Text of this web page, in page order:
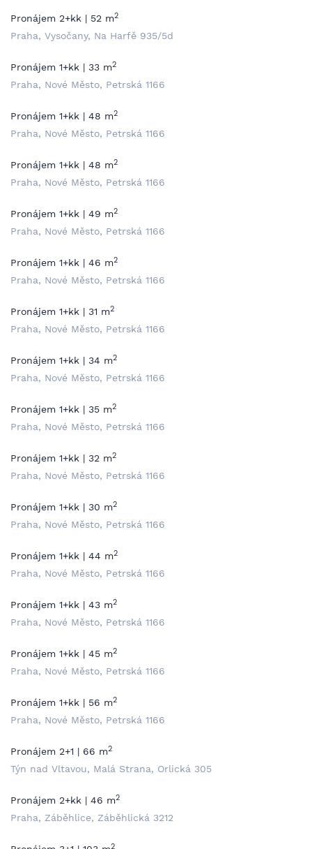
Pronájem 2+kk | 52 m2
Praha, Vysočany, Na Harfě 935/5d
Pronájem 1+kk | 33 m2
Praha, Nové Město, Petrská 1166
Pronájem 1+kk | 48 m2
Praha, Nové Město, Petrská 1166
Pronájem 1+kk | 48 m2
Praha, Nové Město, Petrská 1166
Pronájem 1+kk | 49 m2
Praha, Nové Město, Petrská 1166
Pronájem 1+kk | 46 m2
Praha, Nové Město, Petrská 1166
Pronájem 1+kk | 31 m2
Praha, Nové Město, Petrská 1166
Pronájem 1+kk | 34 m2
Praha, Nové Město, Petrská 1166
Pronájem 1+kk | 35 m2
Praha, Nové Město, Petrská 1166
Pronájem 1+kk | 32 m2
Praha, Nové Město, Petrská 1166
Pronájem 1+kk | 30 m2
Praha, Nové Město, Petrská 1166
Pronájem 1+kk | 44 m2
Praha, Nové Město, Petrská 1166
Pronájem 1+kk | 43 m2
Praha, Nové Město, Petrská 1166
Pronájem 1+kk | 45 m2
Praha, Nové Město, Petrská 1166
Pronájem 1+kk | 56 m2
Praha, Nové Město, Petrská 1166
Pronájem 2+1 | 66 m2
Týn nad Vltavou, Malá Strana, Orlická 305
Pronájem 2+kk | 46 m2
Praha, Záběhlice, Záběhlická 3212
2